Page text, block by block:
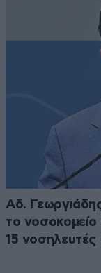
Αδ.
το νοσοκομείο
15 νοσηλευτές